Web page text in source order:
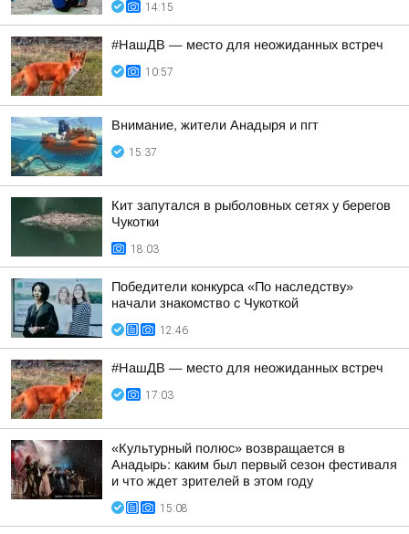
14:15
#НашДВ — место для неожиданных встреч
10:57
Внимание, жители Анадыря и пгт
15:37
Кит запутался в рыболовных сетях у берегов
Чукотки
18:03
Победители конкурса «По наследству»
начали знакомство с Чукоткой
12:46
#НашДВ — место для неожиданных встреч
17:03
«Культурный полюс» возвращается в
Анадырь: каким был первый сезон фестиваля
и что ждет зрителей в этом году
15:08